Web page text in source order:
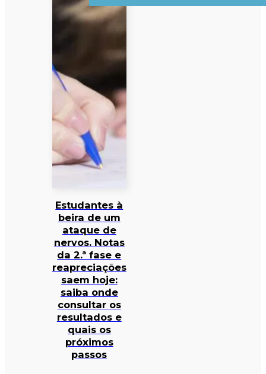
Estudantes à
beira de um
ataque de
nervos. Notas
da 2.ª fase e
reapreciações
saem hoje:
saiba onde
consultar os
resultados e
quais os
próximos
passos